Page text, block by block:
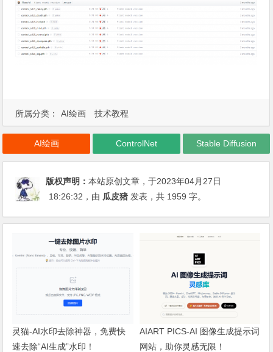
所属分类： AI绘画 技术教程
AI绘画 ControlNet Stable Diffusion
版权声明：本站原创文章，于2023年04月27日
18:26:32 ，由 瓜皮猪 发表，共 1959 字。
灵猫-AI水印去除神器，免费快
速去除“AI生成”水印！
AIART PICS-AI 图像生成提示词
网站，助你灵感无限！